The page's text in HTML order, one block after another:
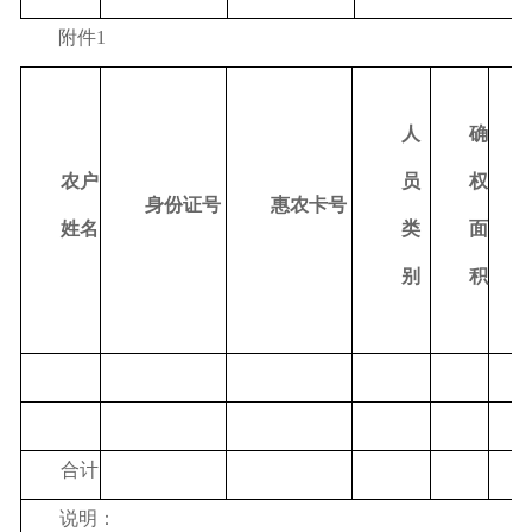
附件1
农户
姓名
身份证号 惠农卡号
人
员
类
别
确
权
面
积
合计
说明：